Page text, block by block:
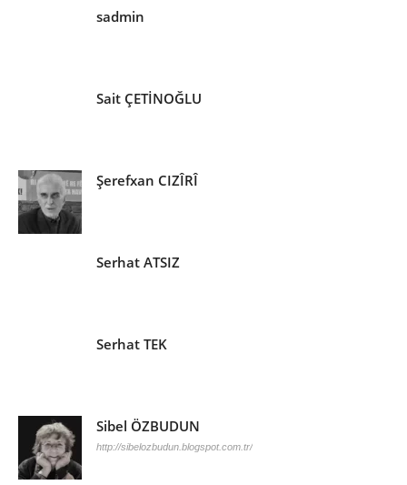
sadmin
Sait ÇETİNOĞLU
Şerefxan CIZÎRÎ
Serhat ATSIZ
Serhat TEK
Sibel ÖZBUDUN
http://sibelozbudun.blogspot.com.tr/